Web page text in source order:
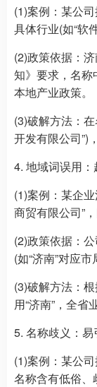
(1)案例：某公
具体行业(如“软
(2)政策依据：
知》要求，名
本地产业政策。
(3)破解方法：
开发有限公司”)
4. 地域词误用
(1)案例：某企
商贸有限公司”
(2)政策依据：
(如“济南”对应市
(3)破解方法：
用“济南”，全省
5. 名称歧义：
(1)案例：某公
名称含有低俗、